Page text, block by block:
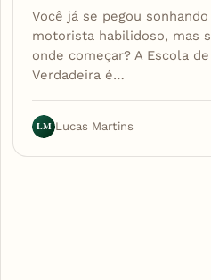
Você já se pegou
motorista habilidoso, mas
onde começar? A Escola
Verdadeira é…
LM Lucas Martins